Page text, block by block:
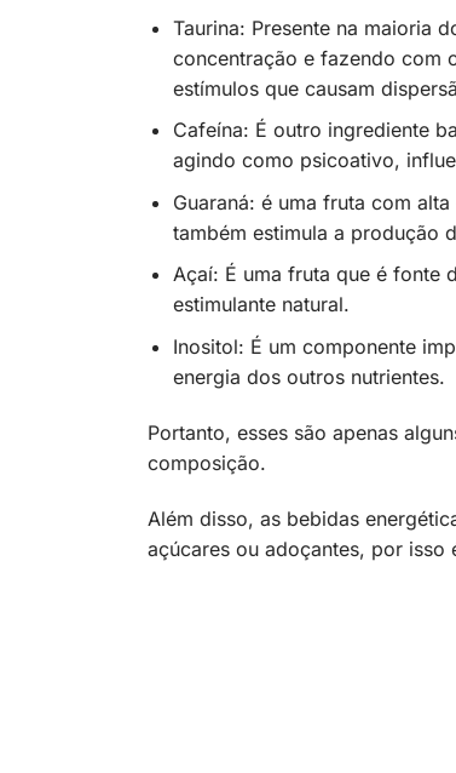
Taurina: Presente na maioria
concentração e fazendo com
estímulos que causam
Cafeína: É outro ingrediente
agindo como psicoativo,
Guaraná: é uma fruta com
também estimula a produção
Açaí: É uma fruta que é fonte
estimulante natural.
Inositol: É um componente
energia dos outros nutrientes.
Portanto, esses são apenas
composição.
Além disso, as bebidas
açúcares ou adoçantes, por